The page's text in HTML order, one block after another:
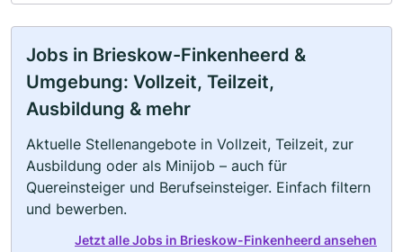
Jobs in Brieskow-Finkenheerd &
Umgebung: Vollzeit, Teilzeit,
Ausbildung & mehr
Aktuelle Stellenangebote in Vollzeit, Teilzeit, zur
Ausbildung oder als Minijob – auch für
Quereinsteiger und Berufseinsteiger. Einfach filtern
und bewerben.
Jetzt alle Jobs in Brieskow-Finkenheerd ansehen